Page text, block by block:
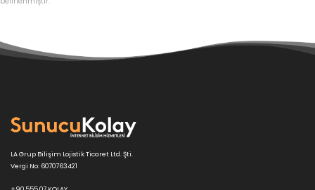
LA Grup Bilişim Lojistik Ticaret Ltd. Şti.
Vergi No: 6070763421